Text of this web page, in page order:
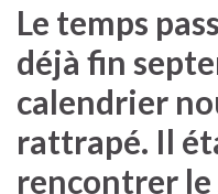
Le temps
déjà fin
calendrier
rattrapé. Il
rencontrer le